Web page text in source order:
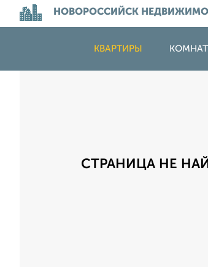
НОВОРОССИЙСК
КВАРТИРЫ
СТРАНИЦА НЕ